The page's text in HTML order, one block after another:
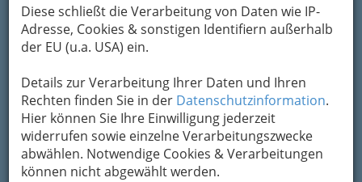
Diese schließt die Verarbeitung von Daten wie IP-
Adresse, Cookies & sonstigen Identifiern außerhalb
der EU (u.a. USA) ein.
Details zur Verarbeitung Ihrer Daten und Ihren
Rechten finden Sie in der Datenschutzinformation.
Hier können Sie Ihre Einwilligung jederzeit
widerrufen sowie einzelne Verarbeitungszwecke
abwählen. Notwendige Cookies & Verarbeitungen
können nicht abgewählt werden.
Adresse mit Google Maps anschauen
Kontaktaufnahme
Um die Info-Graz Firmenvor Spam-Mails zu
bewahren, verwenden wir an dieser Stelle zur
Übermittlung Ihrer Nachricht ein sicheres
Formular. Ihre Nachricht wird nach dem